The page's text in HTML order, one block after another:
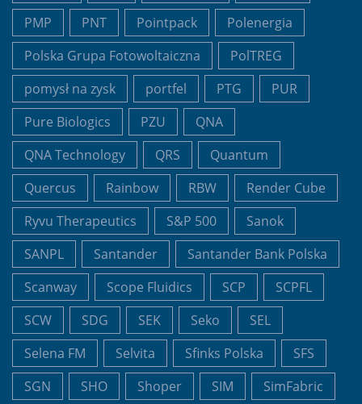
PMP
PNT Pointpack
Polenergia
Polska Grupa Fotowoltaiczna
PolTREG
pomysł na zysk
portfel PTG
PUR
Pure Biologics
PZU
QNA
QNA Technology
QRS
Quantum
Quercus
Rainbow RBW
Render Cube
Ryvu Therapeutics
S&P 500
Sanok
SANPL
Santander
Santander Bank Polska
Scanway
Scope Fluidics SCP
SCPFL
SCW
SDG SEK Seko
SEL
Selena FM
Selvita Sfinks Polska
SFS
SGN
SHO Shoper SIM
SimFabric